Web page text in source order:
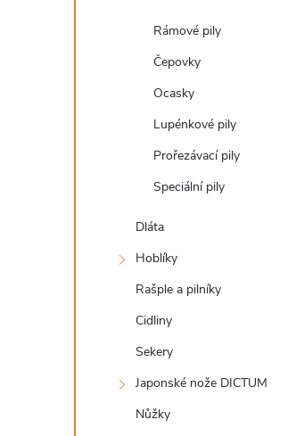
Rámové pily
Čepovky
Ocasky
Lupénkové pily
Prořezávací pily
Speciální pily
Dláta
Hoblíky
Rašple a pilníky
Cidliny
Sekery
Japonské nože DICTUM
Nůžky